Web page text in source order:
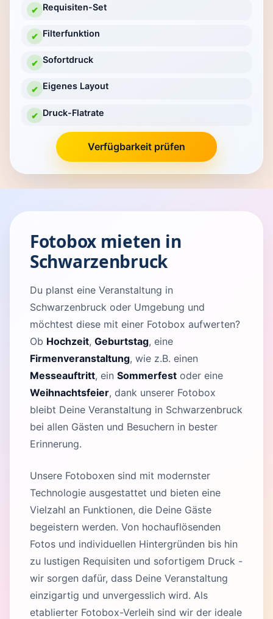
✔ Requisiten-Set
✔ Filterfunktion
✔ Sofortdruck
✔ Eigenes Layout
✔ Druck-Flatrate
Verfügbarkeit prüfen
Fotobox mieten in
Schwarzenbruck
Du planst eine Veranstaltung in
Schwarzenbruck oder Umgebung und
möchtest diese mit einer Fotobox aufwerten?
Ob Hochzeit, Geburtstag, eine
Firmenveranstaltung, wie z.B. einen
Messeauftritt, ein Sommerfest oder eine
Weihnachtsfeier, dank unserer Fotobox
bleibt Deine Veranstaltung in Schwarzenbruck
bei allen Gästen und Besuchern in bester
Erinnerung.
Unsere Fotoboxen sind mit modernster
Technologie ausgestattet und bieten eine
Vielzahl an Funktionen, die Deine Gäste
begeistern werden. Von hochauflösenden
Fotos und individuellen Hintergründen bis hin
zu lustigen Requisiten und sofortigem Druck -
wir sorgen dafür, dass Deine Veranstaltung
einzigartig und unvergesslich wird. Als
etablierter Fotobox-Verleih sind wir der ideale